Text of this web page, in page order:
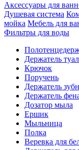
Аксессуары для
Душевая система
мойка Мебель для
Фильтры для воды
Держатель
Крючок
Поручень
Держатель
Держатель
Дозатор мыла
Eршик
Мыльница
Полка
Веревка для